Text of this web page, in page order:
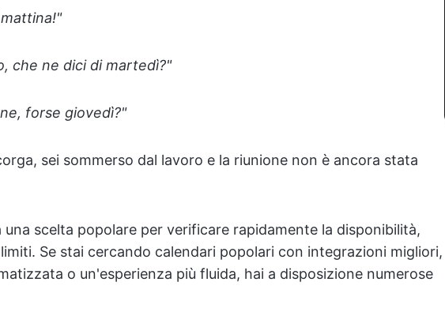
che ne dici di martedì?"
forse giovedì?"
sei sommerso dal lavoro e la riunione non è ancora stata
scelta popolare per verificare rapidamente la disponibilità,
Se stai cercando calendari popolari con integrazioni migliori,
o un'esperienza più fluida, hai a disposizione numerose